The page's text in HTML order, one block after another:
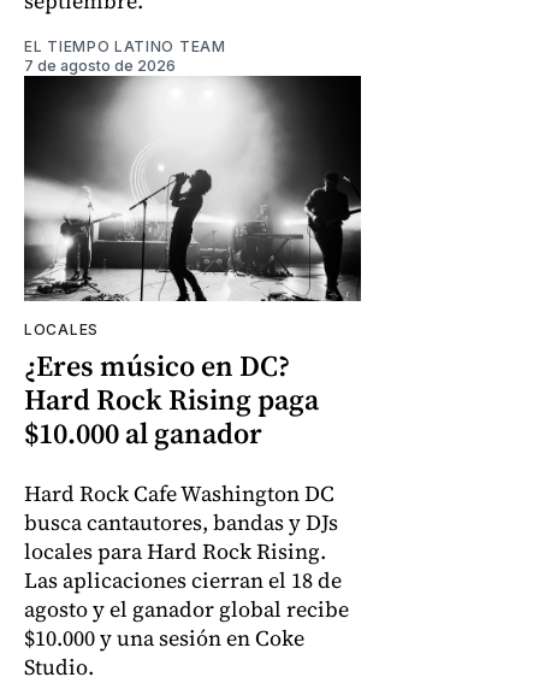
EL TIEMPO LATINO TEAM
7 de agosto de 2026
LOCALES
¿Eres músico en DC?
Hard Rock Rising paga
$10.000 al ganador
Hard Rock Cafe Washington DC
busca cantautores, bandas y DJs
locales para Hard Rock Rising.
Las aplicaciones cierran el 18 de
agosto y el ganador global recibe
$10.000 y una sesión en Coke
Studio.